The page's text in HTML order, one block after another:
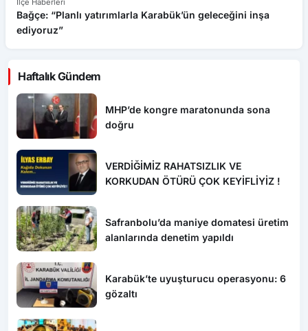
“Sahte bordro” iddialarına Özçelik-İş’ten sert tepki
Haftalık Gündem
MHP’de kongre maratonunda sona
doğru
VERDİĞİMİZ RAHATSIZLIK VE
KORKUDAN ÖTÜRÜ ÇOK KEYİFLİYİZ !
Safranbolu’da maniye domatesi üretim
alanlarında denetim yapıldı
Karabük’te uyuşturucu operasyonu: 6
gözaltı